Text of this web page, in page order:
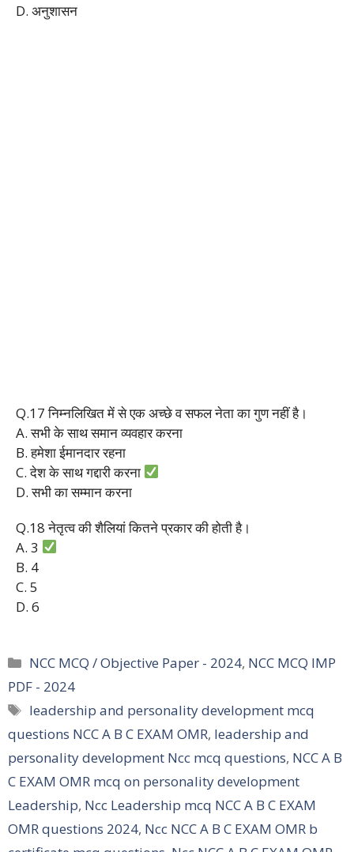
D. अनुशासन
Q.17 निम्नलिखित में से एक अच्छे व सफल नेता का गुण नहीं है।
A. सभी के साथ समान व्यवहार करना
B. हमेशा ईमानदार रहना
C. देश के साथ गद्दारी करना
D. सभी का सम्मान करना
Q.18 नेतृत्व की शैलियां कितने प्रकार की होती है।
A. 3
B. 4
C. 5
D. 6
Categories
NCC MCQ / Objective Paper - 2024, NCC MCQ IMP
PDF - 2024
Tags
leadership and personality development mcq
questions NCC A B C EXAM OMR, leadership and
personality development Ncc mcq questions, NCC A B
C EXAM OMR mcq on personality development
Leadership, Ncc Leadership mcq NCC A B C EXAM
OMR questions 2024, Ncc NCC A B C EXAM OMR b